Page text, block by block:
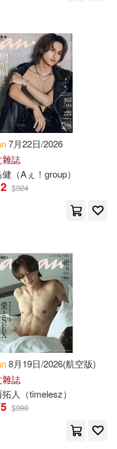
7月22日/2026
雜誌
（Aぇ！group）
$324
8月19日/2026(航空版)
雜誌
人（timelesz）
$390